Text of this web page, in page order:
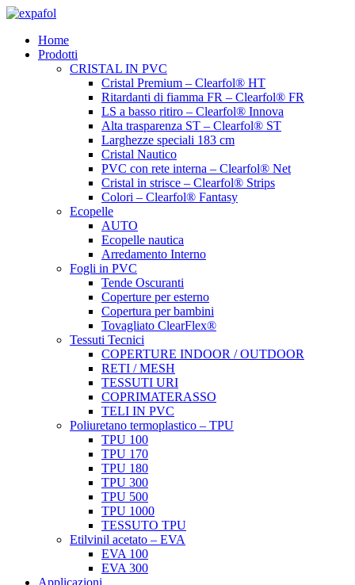
Vai
contenutoHome
Prodotti
CRISTAL IN PVC
Cristal Premium – Clearfol® HT
Ritardanti di fiamma FR – Clearfol® FR
LS a basso ritiro – Clearfol® Innova
Alta trasparenza ST – Clearfol® ST
Larghezze speciali 183 cm
Cristal Nautico
PVC con rete interna – Clearfol® Net
Cristal in strisce – Clearfol® Strips
Colori – Clearfol® Fantasy
Ecopelle
AUTO
Ecopelle nautica
Arredamento Interno
Fogli in PVC
Tende Oscuranti
Coperture per esterno
Copertura per bambini
Tovagliato ClearFlex®
Tessuti Tecnici
COPERTURE INDOOR / OUTDOOR
RETI / MESH
TESSUTI URI
COPRIMATERASSO
TELI IN PVC
Poliuretano termoplastico – TPU
TPU 100
TPU 170
TPU 180
TPU 300
TPU 500
TPU 1000
TESSUTO TPU
Etilvinil acetato – EVA
EVA 100
EVA 300
Applicazioni